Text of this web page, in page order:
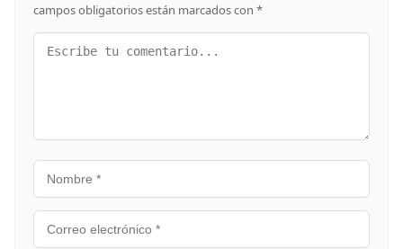
campos obligatorios están marcados con *